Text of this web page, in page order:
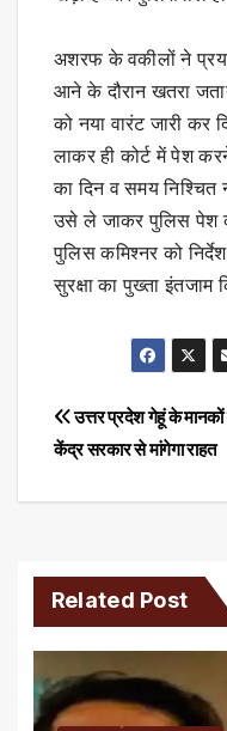
अशरफ के वकीलों ने
आने के दौरान खतरा
को नया वारंट जारी कर
लाकर ही कोर्ट में पेश
का दिन व समय निश्चित
उसे ले जाकर पुलिस पेश
पुलिस कमिश्नर को
सुरक्षा का पुख्ता इंतजाम
Post
navigation
उत्तर प्रदेश गेहूं के
केंद्र सरकार से मांगेगा राहत
Related Post